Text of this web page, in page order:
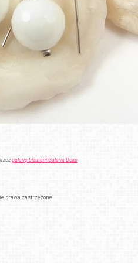
galerię biżuterii Galeria Deko
prawa zastrzeżone